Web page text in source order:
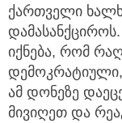
ქართველი
იქნება, რომ
ამ დონეზე
მივიღეთ და